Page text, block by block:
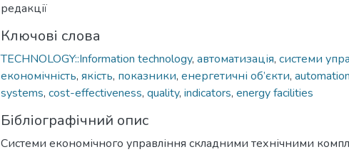
редакції
Ключові слова
TECHNOLOGY::Information technology, автоматизація, системи
економічність, якість, показники, енергетичні об’єкти, automation
systems, cost-effectiveness, quality, indicators, energy facilities
Бібліографічний опис
Системи економічного управління складними технічними